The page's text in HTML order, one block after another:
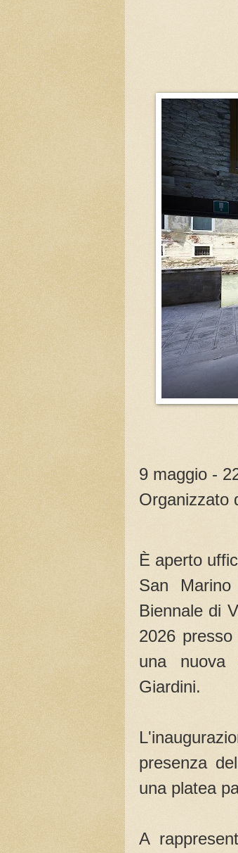
9 maggio -
Organizzato
È aperto
San
Biennale di
2026
una nuova
Giardini.
presenza
una platea
A